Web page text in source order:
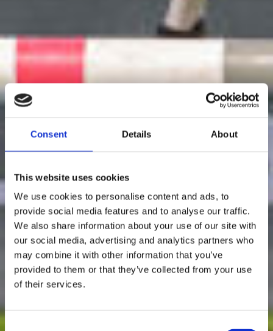
Consent Details About
This website uses cookies
We use cookies to personalise content and ads, to
provide social media features and to analyse our traffic.
We also share information about your use of our site with
our social media, advertising and analytics partners who
may combine it with other information that you’ve
provided to them or that they’ve collected from your use
of their services.